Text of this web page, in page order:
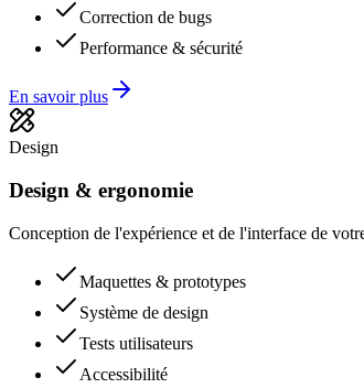
Correction de bugs
Performance & sécurité
En savoir plus
Design
Design & ergonomie
Conception de l'expérience et de l'interface de
Maquettes & prototypes
Système de design
Tests utilisateurs
Accessibilité